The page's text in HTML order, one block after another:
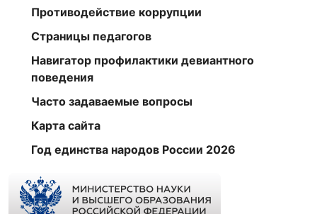
Противодействие коррупции
Страницы педагогов
Навигатор профилактики девиантного
поведения
Часто задаваемые вопросы
Карта сайта
Год единства народов России 2026